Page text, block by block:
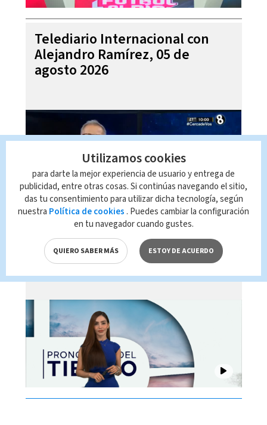
Telediario Internacional con
Alejandro Ramírez, 05 de
agosto 2026
Pronóstico del tiempo para
Costa Rica 05 de agosto 2026,
con Emily Quiñones
Utilizamos cookies
para darte la mejor experiencia de usuario y entrega de
publicidad, entre otras cosas. Si continúas navegando el sitio,
das tu consentimiento para utilizar dicha tecnología, según
nuestra Política de cookies . Puedes cambiar la configuración
en tu navegador cuando gustes.
QUIERO SABER MÁS ESTOY DE ACUERDO